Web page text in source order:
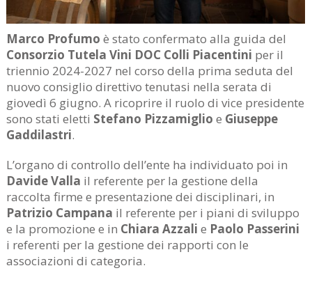
Marco Profumo è stato confermato alla guida del
Consorzio Tutela Vini DOC Colli Piacentini per il
triennio 2024-2027 nel corso della prima seduta del
nuovo consiglio direttivo tenutasi nella serata di
giovedì 6 giugno. A ricoprire il ruolo di vice presidente
sono stati eletti Stefano Pizzamiglio e Giuseppe
Gaddilastri.
L’organo di controllo dell’ente ha individuato poi in
Davide Valla il referente per la gestione della
raccolta firme e presentazione dei disciplinari, in
Patrizio Campana il referente per i piani di sviluppo
e la promozione e in Chiara Azzali e Paolo Passerini
i referenti per la gestione dei rapporti con le
associazioni di categoria.